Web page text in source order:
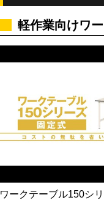
軽作業向けワ
ワークテーブル150シ